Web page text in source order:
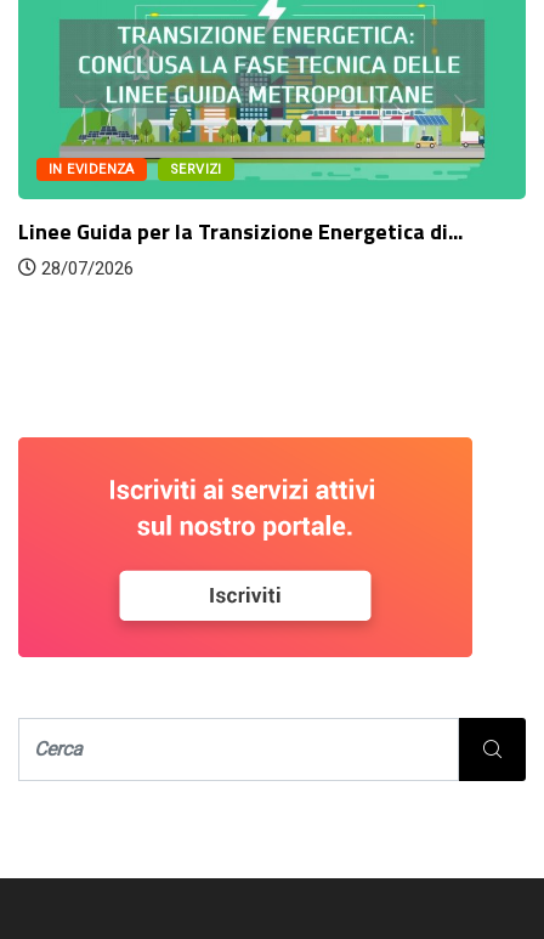
IN EVIDENZA SERVIZI
Linee Guida per la Transizione Energetica di...
28/07/2026